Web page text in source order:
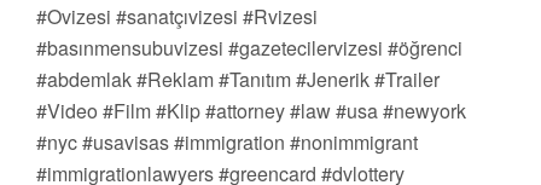
#Ovizesi #sanatçıvizesi #Rvizesi
#basınmensubuvizesi #gazetecilervizesi #öğrenci
#abdemlak #Reklam #Tanıtım #Jenerik #Trailer
#Video #Film #Klip #attorney #law #usa #newyork
#nyc #usavisas #immigration #nonimmigrant
#immigrationlawyers #greencard #dvlottery